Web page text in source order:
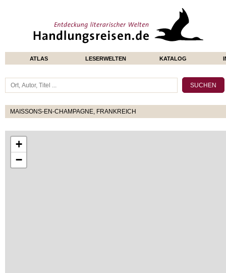
ATLAS LESERWELTEN KATALOG
MAISSONS-EN-CHAMPAGNE, FRANKREICH
+
−